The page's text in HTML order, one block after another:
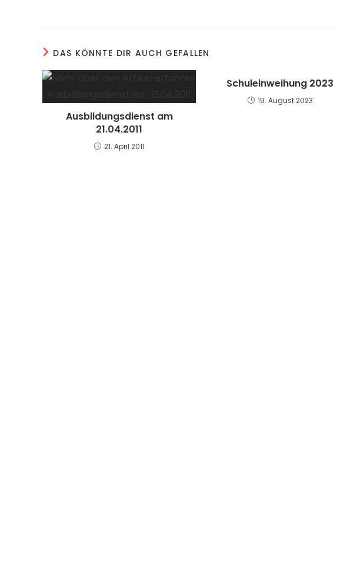
DAS KÖNNTE DIR AUCH GEFALLEN
Ausbildungsdienst am
21.04.2011
21. April 2011
Schuleinweihung 2023
19. August 2023